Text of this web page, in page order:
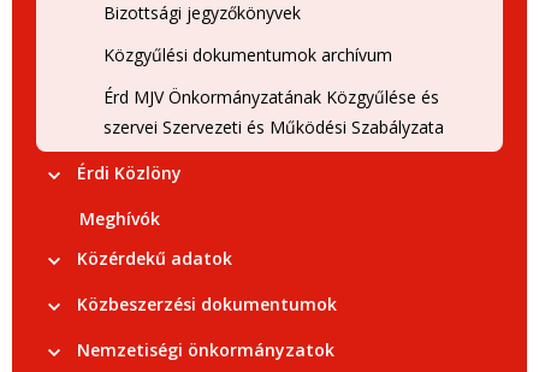
Bizottsági jegyzőkönyvek
Közgyűlési dokumentumok archívum
Érd MJV Önkormányzatának Közgyűlése és
szervei Szervezeti és Működési Szabályzata
Érdi Közlöny
Meghívók
Közérdekű adatok
Közbeszerzési dokumentumok
Nemzetiségi önkormányzatok